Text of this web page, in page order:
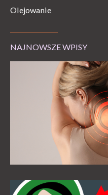
Olejowanie
NAJNOWSZE WPISY